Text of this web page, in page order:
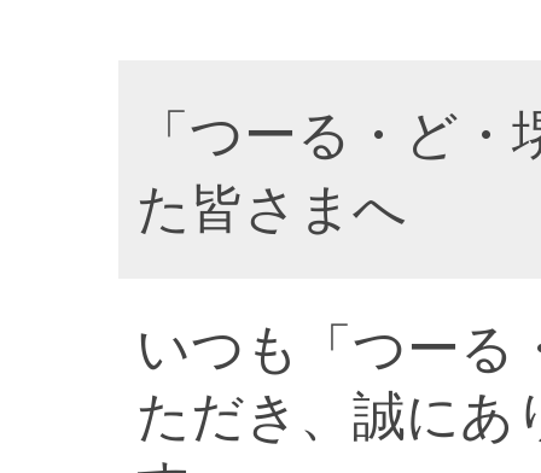
「つーる・ど
た皆さまへ
いつも「つーる
ただき、誠にあ